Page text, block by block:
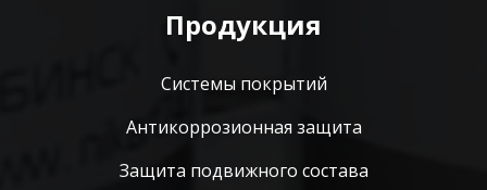
Продукция
Системы покрытий
Антикоррозионная защита
Защита подвижного состава